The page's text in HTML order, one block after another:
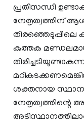
പ്രതിസന്ധി
നേതൃത്വത്തിന്
കുത്തക
ശക്തനായ
നേതൃത്വത്തിന്റെ